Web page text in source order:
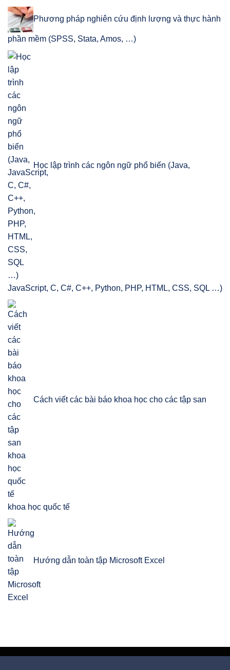
Phương pháp nghiên cứu định lượng và thực hành
phần mềm (SPSS, Stata, Amos, …)
Học lập trình các ngôn ngữ phổ biến (Java,
JavaScript, C, C#, C++, Python, PHP, HTML, CSS, SQL …)
Cách viết các bài báo khoa học cho các tập san
khoa học quốc tế
Hướng dẫn toàn tập Microsoft Excel